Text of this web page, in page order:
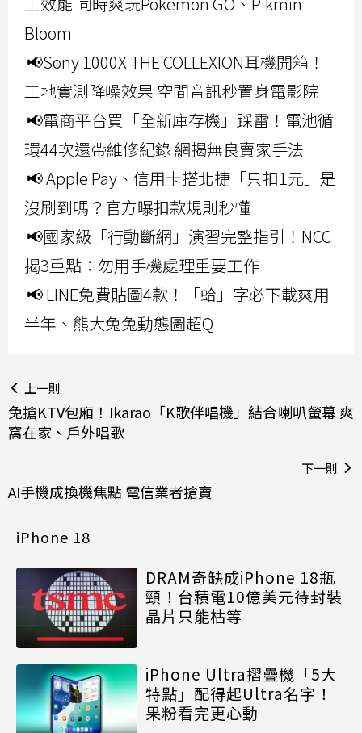
Bloom
📢Sony 1000X THE COLLEXION耳機開箱！
工地實測降噪效果 空間音訊秒置身電影院
📢電商平台買「全新庫存機」踩雷！電池循
環44次還帶維修紀錄 網揭無良賣家手法
📢 Apple Pay、信用卡搭北捷「只扣1元」是
沒刷到嗎？官方曝扣款規則秒懂
📢國家級「行動斷網」演習完整指引！NCC
揭3重點：勿用手機處理重要工作
📢 LINE免費貼圖4款！「蛤」字必下載爽用
半年、熊大兔兔動態圖超Q
上一則
免搶KTV包廂！Ikarao「K歌伴唱機」結合喇叭螢幕 爽
窩在家、戶外唱歌
下一則
AI手機成換機焦點 電信業者搶賣
iPhone 18
DRAM奇缺成iPhone 18瓶
頸！台積電10億美元待封裝
晶片只能枯等
iPhone Ultra摺疊機「5大
特點」配得起Ultra名字！
果粉看完更心動